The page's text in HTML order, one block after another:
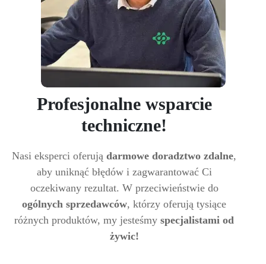
Profesjonalne wsparcie
techniczne!
Nasi eksperci oferują darmowe doradztwo zdalne,
aby uniknąć błędów i zagwarantować Ci
oczekiwany rezultat. W przeciwieństwie do
ogólnych sprzedawców, którzy oferują tysiące
różnych produktów, my jesteśmy specjalistami od
żywic!